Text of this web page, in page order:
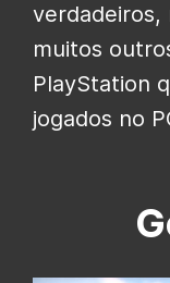
verdadeiros,
muitos
PlayStation
jogados no